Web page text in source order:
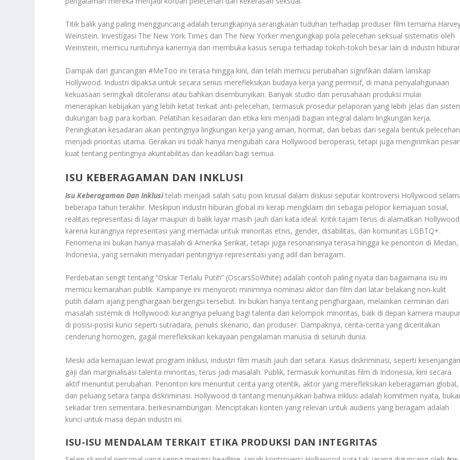
Titik balik yang paling mengguncang adalah terungkapnya serangkaian tuduhan terhadap produser film ternama
Weinstein. Investigasi The New York Times dan The New Yorker mengungkap pola pelecehan seksual sistematis oleh
Weinstein, memicu runtuhnya kariernya dan membuka kasus serupa terhadap tokoh-tokoh besar lain di industri
Dampak dari guncangan #MeToo ini terasa hingga kini, dan telah memicu perubahan signifikan dalam lanskap
Hollywood. Industri dipaksa untuk secara serius merefleksikan budaya kerja yang permisif, di mana penyalahgunaan
kekuasaan seringkali ditoleransi atau bahkan disembunyikan. Banyak studio dan perusahaan produksi mulai
menerapkan kebijakan yang lebih ketat terkait anti-pelecehan, termasuk prosedur pelaporan yang lebih jelas dan
dukungan bagi para korban. Pelatihan kesadaran dan etika kini menjadi bagian integral dalam lingkungan kerja.
Peningkatan kesadaran akan pentingnya lingkungan kerja yang aman, hormat, dan bebas dari segala bentuk pelecehan
menjadi prioritas utama. Gerakan ini tidak hanya mengubah cara Hollywood beroperasi, tetapi juga mengirimkan pesan
kuat tentang pentingnya akuntabilitas dan keadilan bagi semua.
ISU KEBERAGAMAN DAN INKLUSI
Isu Keberagaman Dan Inklusitelah menjadi salah satu poin krusial dalam diskusi seputar kontroversi Hollywood
beberapa tahun terakhir. Meskipun industri hiburan global ini kerap mengklaim diri sebagai pelopor kemajuan sosial,
realitas representasi di layar maupun di balik layar masih jauh dari kata ideal. Kritik tajam terus di alamatkan Hollywood
karena kurangnya representasi yang memadai untuk minoritas etnis, gender, disabilitas, dan komunitas LGBTQ+.
Fenomena ini bukan hanya masalah di Amerika Serikat, tetapi juga resonansinya terasa hingga ke penonton di Medan,
Indonesia, yang semakin menyadari pentingnya representasi yang adil dan beragam.
Perdebatan sengit tentang “Oskar Terlalu Putih” (OscarsSoWhite) adalah contoh paling nyata dari bagaimana isu ini
memicu kemarahan publik. Kampanye ini menyoroti minimnya nominasi aktor dan film dari latar belakang non-kulit
putih dalam ajang penghargaan bergengsi tersebut. Ini bukan hanya tentang penghargaan, melainkan cerminan dari
masalah sistemik di Hollywood: kurangnya peluang bagi talenta dari kelompok minoritas, baik di depan kamera
di posisi-posisi kunci seperti sutradara, penulis skenario, dan produser. Dampaknya, cerita-cerita yang diceritakan
cenderung homogen, gagal merefleksikan kekayaan pengalaman manusia di seluruh dunia.
Meski ada kemajuan lewat program inklusi, industri film masih jauh dari setara. Kasus diskriminasi, seperti kesenjangan
gaji dan marginalisasi talenta minoritas, terus jadi masalah. Publik, termasuk komunitas film di Indonesia, kini secara
aktif menuntut perubahan. Penonton kini menuntut cerita yang otentik, aktor yang merefleksikan keberagaman global,
dan peluang setara tanpa diskriminasi. Hollywood di tantang menunjukkan bahwa inklusi adalah komitmen nyata,
sekadar tren sementara. berkesinambungan. Menciptakan konten yang relevan untuk audiens yang beragam adalah
kunci untuk masa depan industri ini.
ISU-ISU MENDALAM TERKAIT ETIKA PRODUKSI DAN INTEGRITAS